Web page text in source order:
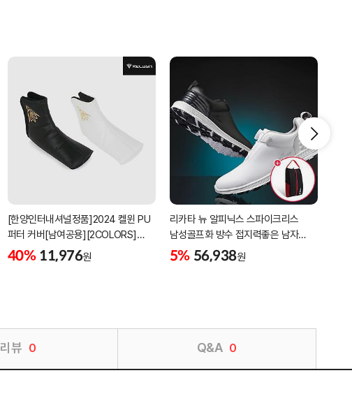
[한양인터내셔널정품]2024 켈윈 PU
퍼터 커버[남여공용][2COLORS]
[KW-PC320]
40% 11,976원
리카타 뉴 알피닉스 스파이크리스
남성골프화 방수 접지력좋은 남자
골프신발 C27102/신발가방제공
5% 56,938원
리뷰 0 Q&A 0